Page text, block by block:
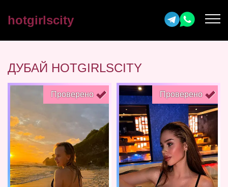
hotgirlscity
ДУБАЙ HOTGIRLSCITY
Проверено Проверено